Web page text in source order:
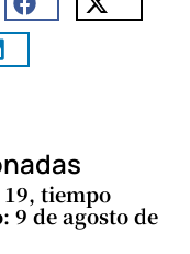
tiempo
9 de agosto de